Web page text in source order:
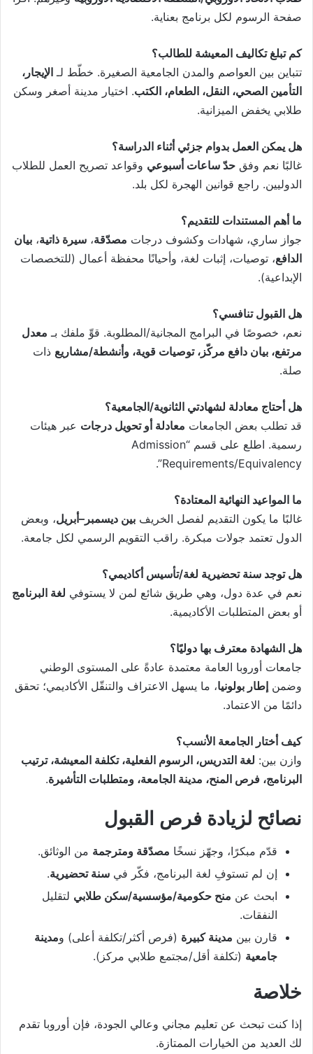
صفحة الرسوم لكل برنامج بعناية.
كم تبلغ تكاليف المعيشة للطالب؟
تتباين بين العواصم والمدن الجامعية الصغيرة. خطّط لـ الإيجار،
التأمين الصحي، النقل، الطعام، الكتب. اختيار مدينة أصغر وسكن
طلابي يخفض الميزانية.
هل يمكن العمل بدوام جزئي أثناء الدراسة؟
غالبًا نعم وفق حدّ ساعات أسبوعي وقواعد تصريح العمل للطلاب
الدوليين. راجع قوانين الهجرة لكل بلد.
ما أهم المستندات للتقديم؟
جواز ساري، شهادات وكشوف درجات مصدّقة، سيرة ذاتية، بيان
الدافع، توصيات، إثبات لغة، وأحيانًا محفظة أعمال (للتخصصات
الإبداعية).
هل القبول تنافسي؟
نعم، خصوصًا في البرامج المجانية/المطلوبة. قوِّ ملفك بـ معدل
مرتفع، بيان دافع مركّز، توصيات قوية، وأنشطة/مشاريع ذات
صلة.
هل أحتاج معادلة لشهادتي الثانوية/الجامعية؟
قد تطلب بعض الجامعات معادلة أو تحويل درجات عبر هيئات
رسمية. اطلع على قسم “Admission
Requirements/Equivalency”.
ما المواعيد النهائية المعتادة؟
غالبًا ما يكون التقديم لفصل الخريف بين ديسمبر–أبريل، وبعض
الدول تعتمد جولات مبكرة. راقب التقويم الرسمي لكل جامعة.
هل توجد سنة تحضيرية لغة/تأسيس أكاديمي؟
نعم في عدة دول، وهي طريق شائع لمن لا يستوفي لغة البرنامج
أو بعض المتطلبات الأكاديمية.
هل الشهادة معترف بها دوليًا؟
جامعات أوروبا العامة معتمدة عادةً على المستوى الوطني
وضمن إطار بولونيا، ما يسهل الاعتراف والتنقّل الأكاديمي؛ تحقق
دائمًا من الاعتماد.
كيف أختار الجامعة الأنسب؟
وازن بين: لغة التدريس، الرسوم الفعلية، تكلفة المعيشة، ترتيب
البرنامج، فرص المنح، مدينة الجامعة، ومتطلبات التأشيرة.
نصائح لزيادة فرص القبول
قدّم مبكرًا، وجهّز نسخًا مصدّقة ومترجمة من الوثائق.
إن لم تستوفِ لغة البرنامج، فكّر في سنة تحضيرية.
ابحث عن منح حكومية/مؤسسية/سكن طلابي لتقليل
النفقات.
قارن بين مدينة كبيرة (فرص أكثر/تكلفة أعلى) ومدينة
جامعية (تكلفة أقل/مجتمع طلابي مركز).
خلاصة
إذا كنت تبحث عن تعليم مجاني وعالي الجودة، فإن أوروبا تقدم
لك العديد من الخيارات الممتازة.